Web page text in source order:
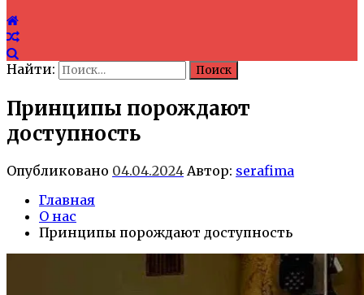
Найти:
Принципы порождают
доступность
Опубликовано 04.04.2024 Автор: serafima
Главная
О нас
Принципы порождают доступность